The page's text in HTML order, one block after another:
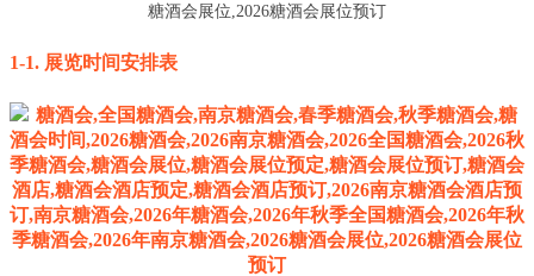
1-1. 展览时间安排表